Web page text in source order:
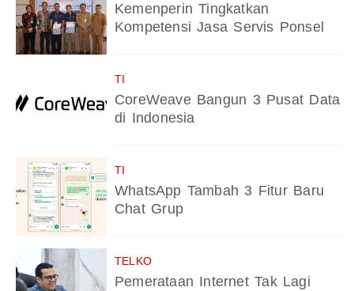
Kemenperin Tingkatkan
Kompetensi Jasa Servis Ponsel
TI
CoreWeave Bangun 3 Pusat Data
di Indonesia
TI
WhatsApp Tambah 3 Fitur Baru
Chat Grup
TELKO
Pemerataan Internet Tak Lagi